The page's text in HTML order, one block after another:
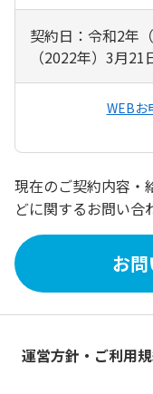
契約日：令和2年
（2022年）3月21
WEBお
現在のご契約内容・
どに関するお問い合
お
運営方針・ご利用